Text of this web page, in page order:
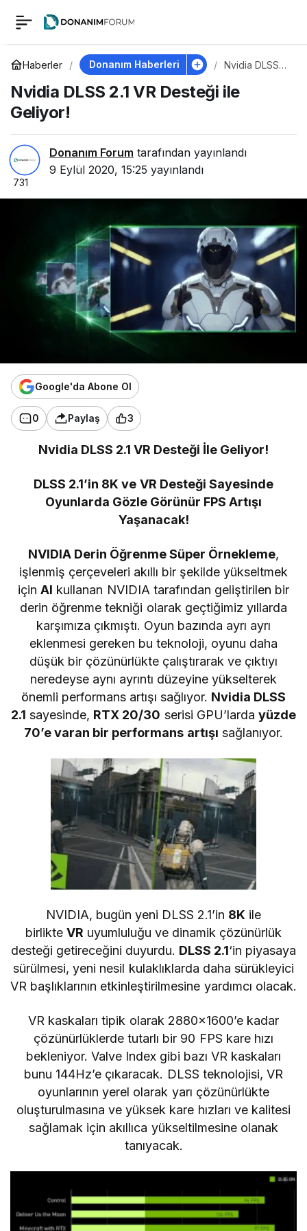
Haberler Donanım Haberleri
Nvidia DLSS
ile Geliyor!
Nvidia DLSS 2.1 VR Desteği ile
Geliyor!
Donanım Forum tarafından yayınlandı
9 Eylül 2020, 15:25 yayınlandı
731
Google'da Abone Ol
0 Paylaş 3
Nvidia DLSS 2.1 VR Desteği İle Geliyor!
DLSS 2.1’in 8K ve VR Desteği Sayesinde
Oyunlarda Gözle Görünür FPS Artışı
Yaşanacak!
NVIDIA Derin Öğrenme Süper Örnekleme,
işlenmiş çerçeveleri akıllı bir şekilde yükseltmek
içinAI kullanan NVIDIA tarafından geliştirilen bir
derin öğrenme tekniği olarak geçtiğimiz yıllarda
karşımıza çıkmıştı. Oyun bazında ayrı ayrı
eklenmesi gereken bu teknoloji, oyunu daha
düşük bir çözünürlükte çalıştırarak ve çıktıyı
neredeyse aynı ayrıntı düzeyine yükselterek
önemli performans artışı sağlıyor. Nvidia DLSS
2.1 sayesinde, RTX 20/30 serisi GPU’larda yüzde
70’e varan bir performans artışı sağlanıyor.
NVIDIA, bugün yeni DLSS 2.1’in 8K ile
birlikte VR uyumluluğu ve dinamik çözünürlük
desteği getireceğini duyurdu. DLSS 2.1‘in piyasaya
sürülmesi, yeni nesil kulaklıklarda daha sürükleyici
VR başlıklarının etkinleştirilmesine yardımcı olacak.
VR kaskaları tipik olarak 2880×1600’e kadar
çözünürlüklerde tutarlı bir 90 FPS kare hızı
bekleniyor. Valve Index gibi bazı VR kaskaları
bunu 144Hz’e çıkaracak. DLSS teknolojisi, VR
oyunlarının yerel olarak yarı çözünürlükte
oluşturulmasına ve yüksek kare hızları ve kalitesi
sağlamak için akıllıca yükseltilmesine olanak
tanıyacak.
Nvidia DLSS 2.1 VR
Desteği ile Geliyor!